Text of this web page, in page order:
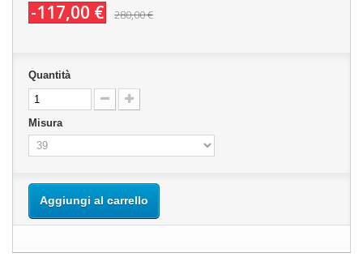
-117,00 € 280,00 €
Quantità
Misura
Aggiungi al carrello